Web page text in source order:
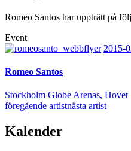
Romeo Santos har uppträtt på
Event
2015-
Romeo Santos
Stockholm Globe Arenas, Hovet
föregående artistnästa artist
Kalender